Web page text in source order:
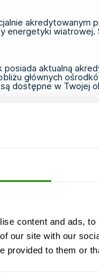
content and ads,
our site with our
provided to them or
akredytowanym
aktualną
głównych
dostępne w Twojej
w
w
świecie. Chociaż
one przeznaczone
kraju jest
standardami. Ta
farm wiatrowych
od brzegu. W takich